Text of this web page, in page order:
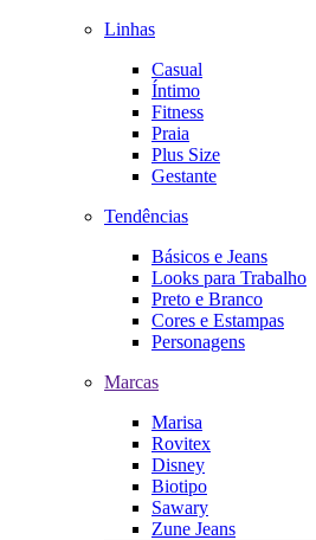
Linhas
Casual
Íntimo
Fitness
Praia
Plus Size
Gestante
Tendências
Básicos e Jeans
Looks para Trabalho
Preto e Branco
Cores e Estampas
Personagens
Marcas
Marisa
Rovitex
Disney
Biotipo
Sawary
Zune Jeans